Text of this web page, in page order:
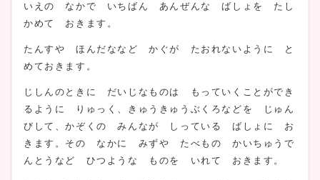
いえの なかで いちばん あんぜんな ばしょを たし
かめて おきます。
たんすや ほんだななど かぐが たおれないように と
めておきます。
じしんのときに だいじなものは もっていくことができ
るように りゅっく、きゅうきゅうぶくろなどを じゅん
びして、かぞくの みんなが しっている ばしょに お
きます。その なかに みずや たべもの かいちゅうで
んとうなど ひつような ものを いれて おきます。